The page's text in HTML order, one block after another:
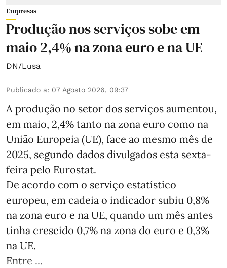
Empresas
Produção nos serviços sobe em
maio 2,4% na zona euro e na UE
DN/Lusa
Publicado a: 07 Agosto 2026, 09:37
A produção no setor dos serviços aumentou,
em maio, 2,4% tanto na zona euro como na
União Europeia (UE), face ao mesmo mês de
2025, segundo dados divulgados esta sexta-
feira pelo Eurostat.
De acordo com o serviço estatístico
europeu, em cadeia o indicador subiu 0,8%
na zona euro e na UE, quando um mês antes
tinha crescido 0,7% na zona do euro e 0,3%
na UE.
Entre ...